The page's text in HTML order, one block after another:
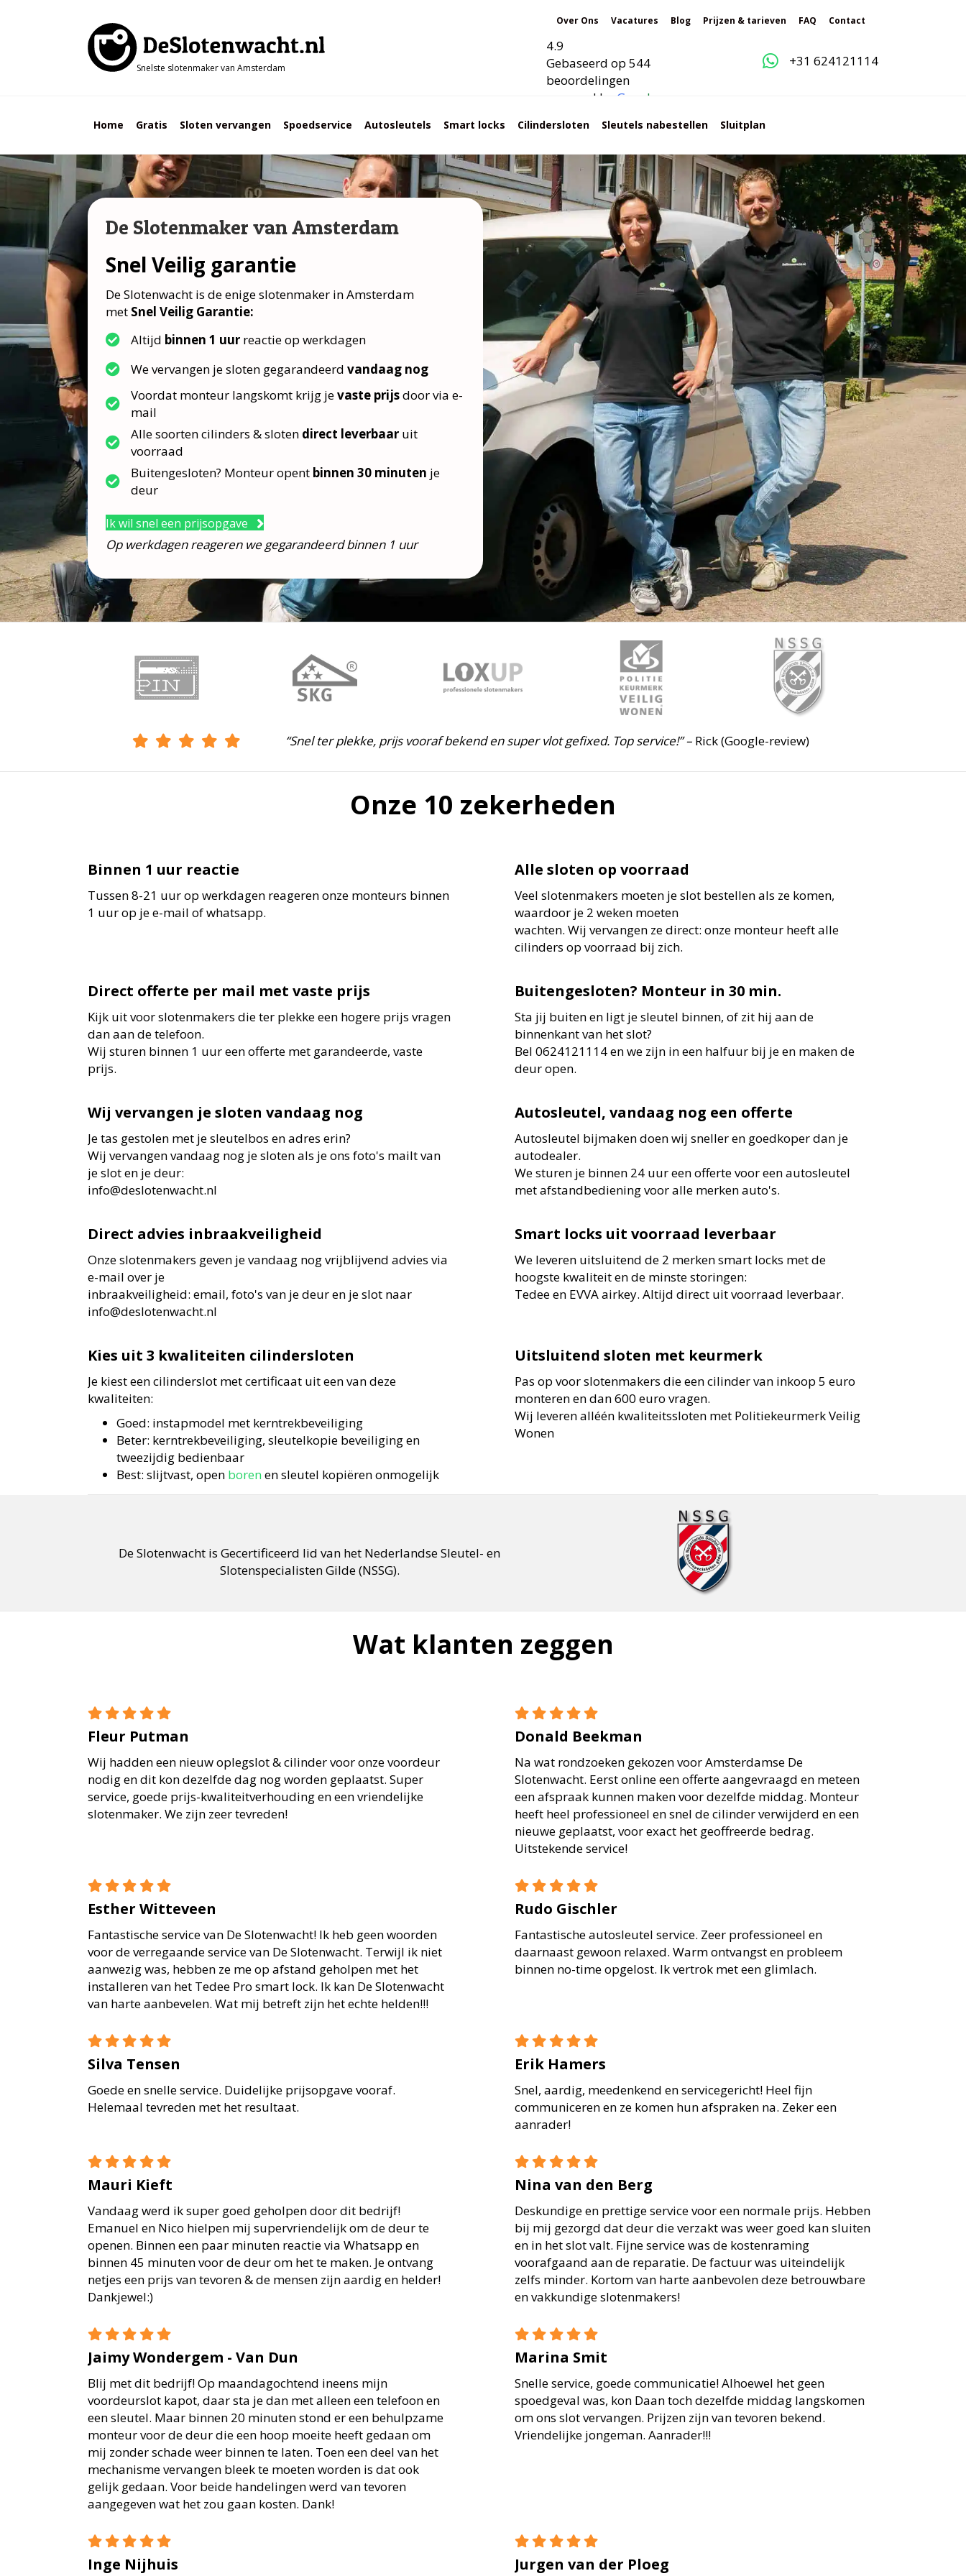
Over Ons Vacatures Blog Prijzen & tarieven FAQ Contact
Snelste slotenmaker van Amsterdam
4.9
Gebaseerd op 544
beoordelingen
powered by G l
+31 624121114
Home Gratis Sloten vervangen Spoedservice Autosleutels Smart locks Cilindersloten Sleutels nabestellen Sluitplan
De Slotenmaker van Amsterdam
Snel Veilig garantie
De Slotenwacht is de enige slotenmaker in Amsterdam
met Snel Veilig Garantie:
Altijd binnen 1 uur reactie op werkdagen
We vervangen je sloten gegarandeerd vandaag nog
Voordat monteur langskomt krijg jevaste prijsdoor via e-
mail
Alle soorten cilinders & sloten direct leverbaar uit
voorraad
Buitengesloten? Monteur opent binnen 30 minuten je
deur
Ik wil snel een prijsopgave
Op werkdagen reageren we gegarandeerd binnen 1 uur
“Snel ter plekke, prijs vooraf bekend en super vlot gefixed. Top service!” – Rick (Google-review)
Onze 10 zekerheden
Binnen 1 uur reactie
Tussen 8-21 uur op werkdagen reageren onze monteurs binnen
1 uur op je e-mail of whatsapp.
Alle sloten op voorraad
Veel slotenmakers moeten je slot bestellen als ze komen,
waardoor je 2 weken moeten
wachten. Wij vervangen ze direct: onze monteur heeft alle
cilinders op voorraad bij zich.
Direct offerte per mail met vaste prijs
Kijk uit voor slotenmakers die ter plekke een hogere prijs vragen
dan aan de telefoon.
Wij sturen binnen 1 uur een offerte met garandeerde, vaste
prijs.
Buitengesloten? Monteur in 30 min.
Sta jij buiten en ligt je sleutel binnen, of zit hij aan de
binnenkant van het slot?
Bel 0624121114 en we zijn in een halfuur bij je en maken de
deur open.
Wij vervangen je sloten vandaag nog
Je tas gestolen met je sleutelbos en adres erin?
Wij vervangen vandaag nog je sloten als je ons foto's mailt van
je slot en je deur:
info@deslotenwacht.nl
Autosleutel, vandaag nog een offerte
Autosleutel bijmaken doen wij sneller en goedkoper dan je
autodealer.
We sturen je binnen 24 uur een offerte voor een autosleutel
met afstandbediening voor alle merken auto's.
Direct advies inbraakveiligheid
Onze slotenmakers geven je vandaag nog vrijblijvend advies via
e-mail over je
inbraakveiligheid: email, foto's van je deur en je slot naar
info@deslotenwacht.nl
Smart locks uit voorraad leverbaar
We leveren uitsluitend de 2 merken smart locks met de
hoogste kwaliteit en de minste storingen:
Tedee en EVVA airkey. Altijd direct uit voorraad leverbaar.
Kies uit 3 kwaliteiten cilindersloten
Je kiest een cilinderslot met certificaat uit een van deze
kwaliteiten:
Goed: instapmodel met kerntrekbeveiliging
Beter: kerntrekbeveiliging, sleutelkopie beveiliging en
tweezijdig bedienbaar
Best: slijtvast, open borenen sleutel kopiëren onmogelijk
Uitsluitend sloten met keurmerk
Pas op voor slotenmakers die een cilinder van inkoop 5 euro
monteren en dan 600 euro vragen.
Wij leveren alléén kwaliteitssloten met Politiekeurmerk Veilig
Wonen
De Slotenwacht is Gecertificeerd lid van het Nederlandse Sleutel- en
Slotenspecialisten Gilde (NSSG).
Wat klanten zeggen
Fleur Putman
Wij hadden een nieuw oplegslot & cilinder voor onze voordeur
nodig en dit kon dezelfde dag nog worden geplaatst. Super
service, goede prijs-kwaliteitverhouding en een vriendelijke
slotenmaker. We zijn zeer tevreden!
Donald Beekman
Na wat rondzoeken gekozen voor Amsterdamse De
Slotenwacht. Eerst online een offerte aangevraagd en meteen
een afspraak kunnen maken voor dezelfde middag. Monteur
heeft heel professioneel en snel de cilinder verwijderd en een
nieuwe geplaatst, voor exact het geoffreerde bedrag.
Uitstekende service!
Esther Witteveen
Fantastische service van De Slotenwacht! Ik heb geen woorden
voor de verregaande service van De Slotenwacht. Terwijl ik niet
aanwezig was, hebben ze me op afstand geholpen met het
installeren van het Tedee Pro smart lock. Ik kan De Slotenwacht
van harte aanbevelen. Wat mij betreft zijn het echte helden!!!
Rudo Gischler
Fantastische autosleutel service. Zeer professioneel en
daarnaast gewoon relaxed. Warm ontvangst en probleem
binnen no-time opgelost. Ik vertrok met een glimlach.
Silva Tensen
Goede en snelle service. Duidelijke prijsopgave vooraf.
Helemaal tevreden met het resultaat.
Erik Hamers
Snel, aardig, meedenkend en servicegericht! Heel fijn
communiceren en ze komen hun afspraken na. Zeker een
aanrader!
Mauri Kieft
Vandaag werd ik super goed geholpen door dit bedrijf!
Emanuel en Nico hielpen mij supervriendelijk om de deur te
openen. Binnen een paar minuten reactie via Whatsapp en
binnen 45 minuten voor de deur om het te maken. Je ontvang
netjes een prijs van tevoren & de mensen zijn aardig en helder!
Dankjewel:)
Nina van den Berg
Deskundige en prettige service voor een normale prijs. Hebben
bij mij gezorgd dat deur die verzakt was weer goed kan sluiten
en in het slot valt. Fijne service was de kostenraming
voorafgaand aan de reparatie. De factuur was uiteindelijk
zelfs minder. Kortom van harte aanbevolen deze betrouwbare
en vakkundige slotenmakers!
Jaimy Wondergem - Van Dun
Blij met dit bedrijf! Op maandagochtend ineens mijn
voordeurslot kapot, daar sta je dan met alleen een telefoon en
een sleutel. Maar binnen 20 minuten stond er een behulpzame
monteur voor de deur die een hoop moeite heeft gedaan om
mij zonder schade weer binnen te laten. Toen een deel van het
mechanisme vervangen bleek te moeten worden is dat ook
gelijk gedaan. Voor beide handelingen werd van tevoren
aangegeven wat het zou gaan kosten. Dank!
Marina Smit
Snelle service, goede communicatie! Alhoewel het geen
spoedgeval was, kon Daan toch dezelfde middag langskomen
om ons slot vervangen. Prijzen zijn van tevoren bekend.
Vriendelijke jongeman. Aanrader!!!
Inge Nijhuis Jurgen van der Ploeg